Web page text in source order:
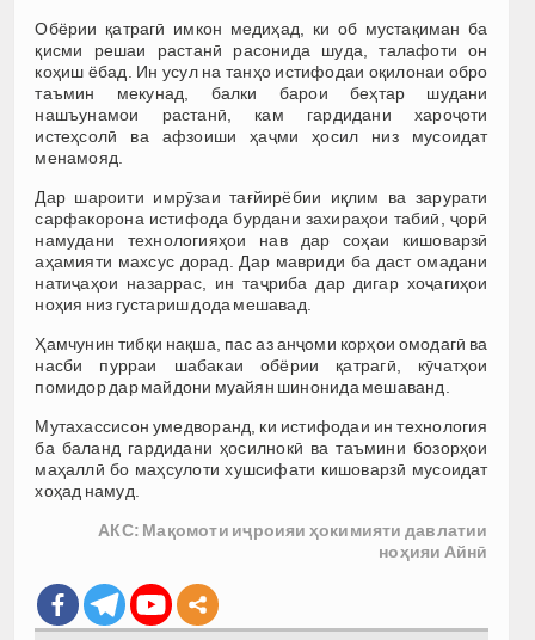
Обёрии қатрагӣ имкон медиҳад, ки об мустақиман ба
қисми решаи растанӣ расонида шуда, талафоти он
коҳиш ёбад. Ин усул на танҳо истифодаи оқилонаи обро
таъмин мекунад, балки барои беҳтар шудани
нашъунамои растанӣ, кам гардидани хароҷоти
истеҳсолӣ ва афзоиши ҳаҷми ҳосил низ мусоидат
менамояд.
Дар шароити имрӯзаи тағйирёбии иқлим ва зарурати
сарфакорона истифода бурдани захираҳои табиӣ, ҷорӣ
намудани технологияҳои нав дар соҳаи кишоварзӣ
аҳамияти махсус дорад. Дар мавриди ба даст омадани
натиҷаҳои назаррас, ин таҷриба дар дигар хоҷагиҳои
ноҳия низ густариш дода мешавад.
Ҳамчунин тибқи нақша, пас аз анҷоми корҳои омодагӣ ва
насби пурраи шабакаи обёрии қатрагӣ, кӯчатҳои
помидор дар майдони муайян шинонида мешаванд.
Мутахассисон умедворанд, ки истифодаи ин технология
ба баланд гардидани ҳосилнокӣ ва таъмини бозорҳои
маҳаллӣ бо маҳсулоти хушсифати кишоварзӣ мусоидат
хоҳад намуд.
АКС: Мақомоти иҷроияи ҳокимияти давлатии
ноҳияи Айнӣ